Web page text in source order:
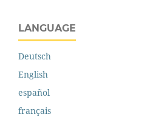
LANGUAGE
Deutsch
English
español
français